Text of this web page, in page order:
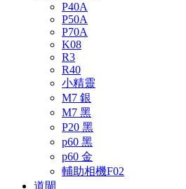
P40A
P50A
P70A
K08
R3
R40
小精靈
M7 銀
M7 黑
P20 黑
p60 黑
p60 金
輔助相機F02
道閘